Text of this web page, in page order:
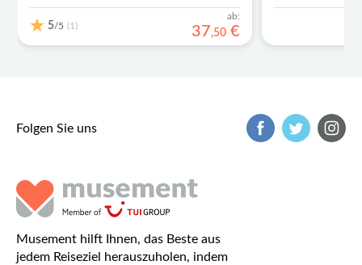
5/5 (1)
ab:
37,50 €
Folgen Sie uns
Musement hilft Ihnen, das Beste aus
jedem Reiseziel herauszuholen, indem